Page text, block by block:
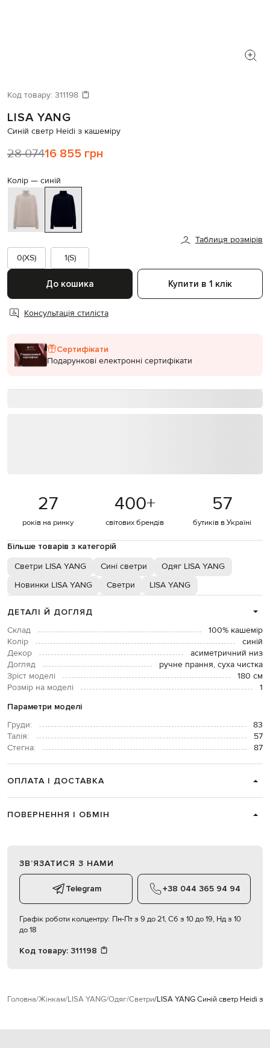
Код товару: 311198
LISA YANG
Синій светр Heidi з кашеміру
28 07416 855 грн
Колір — синій
Таблиця розмірів
0(XS)
1(S)
До кошика Купити в 1 клік
Консультація стиліста
Сертифікати
Подарункові електронні сертифікати
27
років на ринку
400+
світових брендів
57
бутиків в Україні
Більше товарів з категорій
Светри LISA YANG Сині светри
Одяг LISA YANG
Новинки LISA YANG
Светри LISA YANG
ДЕТАЛІ Й ДОГЛЯД
Склад
100% кашемір
Колір
синій
Декор
асиметричний низ
Догляд
ручне прання, суха чистка
Зріст моделі
180 см
Розмір на моделі
1
Параметри моделі
Груди:
83
Талія:
57
Стегна:
87
ОПЛАТА І ДОСТАВКА
ПОВЕРНЕННЯ І ОБМІН
ЗВʼЯЗАТИСЯ З НАМИ
Telegram +38 044 365 94 94
Графік роботи колцентру: Пн-Пт з 9 до 21, Сб з 10 до 19, Нд з 10
до 18
Код товару: 311198
Головна Жінкам LISA YANG Одяг Светри LISA YANG Синій светр Heidi з